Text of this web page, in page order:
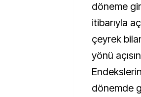
döneme
itibarıyla
çeyrek
yönü
dönemde